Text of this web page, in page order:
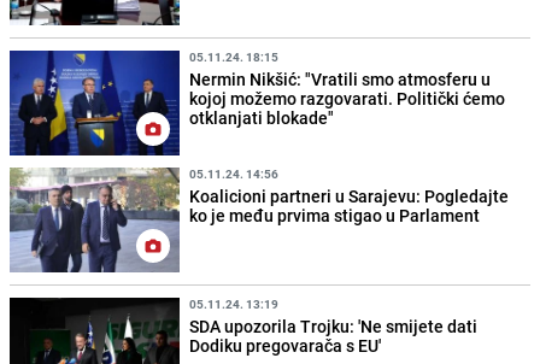
05.11.24. 18:15
Nermin Nikšić: "Vratili smo atmosferu u
kojoj možemo razgovarati. Politički ćemo
otklanjati blokade"
05.11.24. 14:56
Koalicioni partneri u Sarajevu: Pogledajte
ko je među prvima stigao u Parlament
05.11.24. 13:19
SDA upozorila Trojku: 'Ne smijete dati
Dodiku pregovarača s EU'